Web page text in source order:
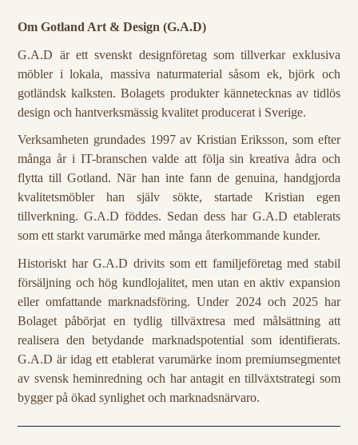
Om Gotland Art & Design (G.A.D)
G.A.D är ett svenskt designföretag som tillverkar exklusiva
möbler i lokala, massiva naturmaterial såsom ek, björk och
gotländsk kalksten. Bolagets produkter kännetecknas av tidlös
design och hantverksmässig kvalitet producerat i Sverige.
Verksamheten grundades 1997 av Kristian Eriksson, som efter
många år i IT-branschen valde att följa sin kreativa ådra och
flytta till Gotland. När han inte fann de genuina, handgjorda
kvalitetsmöbler han själv sökte, startade Kristian egen
tillverkning. G.A.D föddes. Sedan dess har G.A.D etablerats
som ett starkt varumärke med många återkommande kunder.
Historiskt har G.A.D drivits som ett familjeföretag med stabil
försäljning och hög kundlojalitet, men utan en aktiv expansion
eller omfattande marknadsföring. Under 2024 och 2025 har
Bolaget påbörjat en tydlig tillväxtresa med målsättning att
realisera den betydande marknadspotential som identifierats.
G.A.D är idag ett etablerat varumärke inom premiumsegmentet
av svensk heminredning och har antagit en tillväxtstrategi som
bygger på ökad synlighet och marknadsnärvaro.